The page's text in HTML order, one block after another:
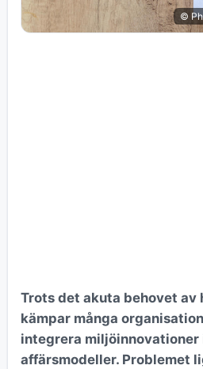
©
Trots det akuta behovet av
kämpar många
integrera miljöinnovationer
affärsmodeller. Problemet